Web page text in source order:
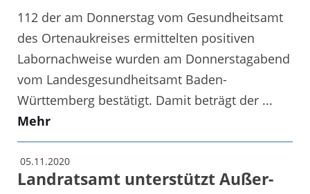
112 der am Donnerstag vom Gesundheitsamt
des Ortenaukreises ermittelten positiven
Labornachweise wurden am Donnerstagabend
vom Landesgesundheitsamt Baden-
Württemberg bestätigt. Damit beträgt der ...
Mehr
05.11.2020
Landratsamt unterstützt Außer-